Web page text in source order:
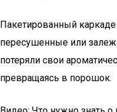
Пакетированный
пересушенные или
потеряли свои
превращаясь в порошок.